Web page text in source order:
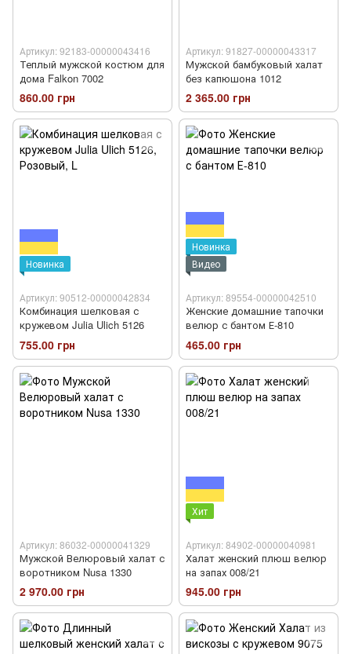
Артикул: 92183-00000043416
Теплый мужской костюм для
дома Falkon 7002
860.00 грн
Артикул: 91827-00000043317
Мужской бамбуковый халат
без капюшона 1012
2 365.00 грн
Новинка
Артикул: 90512-00000042834
Комбинация шелковая с
кружевом Julia Ulich 5126
755.00 грн
Новинка
Видео
Артикул: 89554-00000042510
Женские домашние тапочки
велюр с бантом Е-810
465.00 грн
Артикул: 86032-00000041329
Мужской Велюровый халат с
воротником Nusa 1330
2 970.00 грн
Хит
Артикул: 84902-00000040981
Халат женский плюш велюр
на запах 008/21
945.00 грн